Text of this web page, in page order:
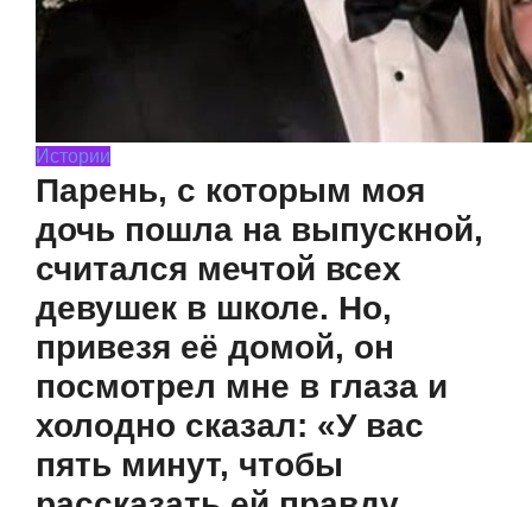
Истории
Парень, с которым моя
дочь пошла на выпускной,
считался мечтой всех
девушек в школе. Но,
привезя её домой, он
посмотрел мне в глаза и
холодно сказал: «У вас
пять минут, чтобы